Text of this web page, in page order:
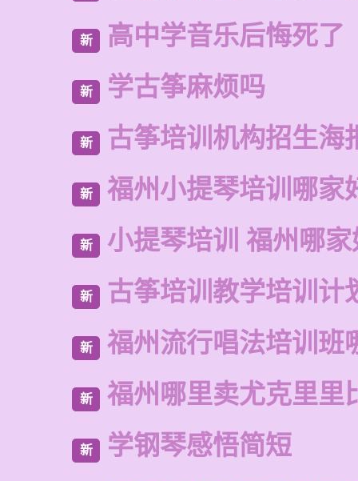
新 高中学音乐后悔死了
新 学古筝麻烦吗
新 古筝培训机构招生海
新 福州小提琴培训哪家
新 小提琴培训 福州哪
新 古筝培训教学培训计
新 福州流行唱法培训班
新 福州哪里卖尤克里里
新 学钢琴感悟简短